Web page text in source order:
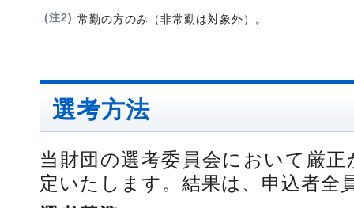
(注2) 常勤の方のみ（非常勤は対象外）。
選考方法
当財団の選考委員会において厳
定いたします。結果は、申込者全